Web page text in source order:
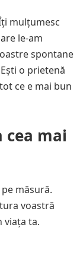
mulțumesc
le-am
spontane
o prietenă
ce e mai bun
cea mai
măsură.
voastră
viața ta.